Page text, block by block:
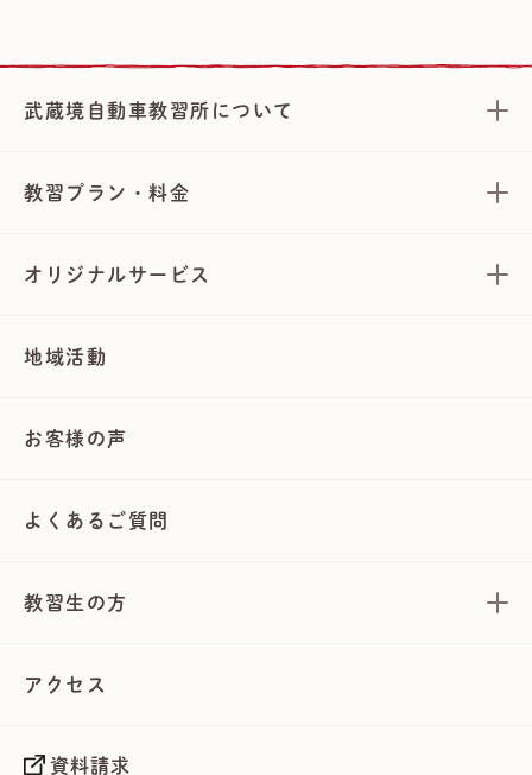
武蔵境自動車教習所について
教習プラン・料金
オリジナルサービス
地域活動
お客様の声
よくあるご質問
教習生の方
アクセス
資料請求